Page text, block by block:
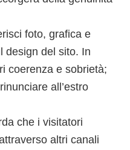
foto, grafica e
design del sito. In
coerenza e sobrietà;
all’estro
che i visitatori
altri canali